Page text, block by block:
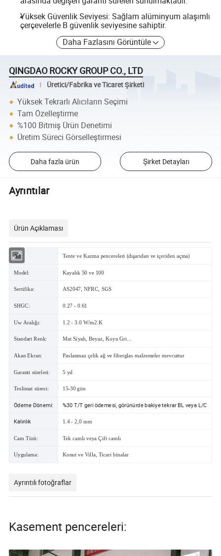
Yüksek Güvenlik Seviyesi: Sağlam alüminyum alaşımlı
çerçevelerle B güvenlik seviyesine sahiptir.
Daha Fazlasını Görüntüle
QINGDAO ROCKY GROUP CO., LTD
Üretici/Fabrika ve Ticaret Şirketi
Yüksek Tekrarlı Alıcıların Seçimi
Tam Özelleştirme
%100 Bitmiş Ürün Denetimi
Üretim Süreci Görselleştirmesi
Daha fazla ürün Şirket Detayları
Ayrıntılar
Ürün Açıklaması
Ad: Tente ve Kazma pencereleri (dışarıdan ve içeriden açma)
Model: Kayalık 50 ve 100
Sertifika: AS2047, NFRC, SGS
SHGC: 0.27 - 0.61
Uw Aralığı: 1.2 - 3.0 W/m2.K
Standart Renk: Mat Siyah, Beyaz, Koyu Gri...
Akan Ekran: Paslanmaz çelik ağ ve fiberglas malzemeler mevcuttur
Garanti süreleri: 5 yıl
Teslimat süresi: 15-30 gün
Ödeme Dönemi: %30 T/T geri ödemesi, görünürde bakiye tekrar BL veya L/C
Kalınlık 1.4 - 2,0 mm
Cam Türü: Tek camlı veya Çift camlı
Uygulama: Konut ve Villa, Ticari binalar
Ayrıntılı fotoğraflar
Kasement pencereleri: